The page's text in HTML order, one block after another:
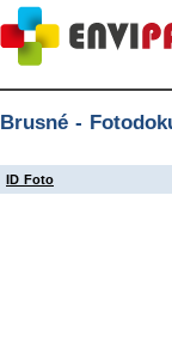
Brusné -
ID Foto